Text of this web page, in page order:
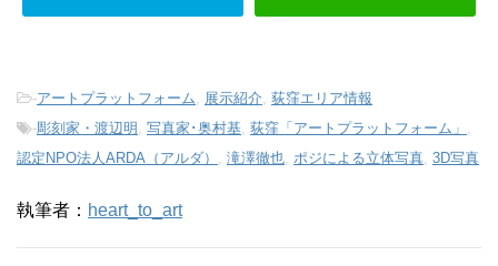
-アートプラットフォーム 展示紹介 荻窪エリア情報
-彫刻家・渡辺明 写真家･奥村基 荻窪「アートプラットフォーム」
認定NPO法人ARDA（アルダ）
滝澤徹也 ポジによる立体写真 3D写真
執筆者： heart_to_art